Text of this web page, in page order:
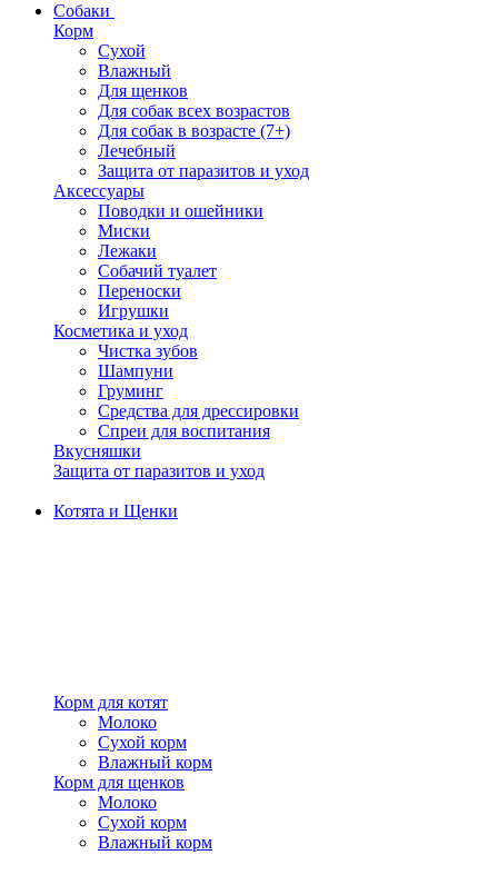
Собаки
Корм
Сухой
Влажный
Для щенков
Для собак всех возрастов
Для собак в возрасте (7+)
Лечебный
Защита от паразитов и уход
Аксессуары
Поводки и ошейники
Миски
Лежаки
Собачий туалет
Переноски
Игрушки
Косметика и уход
Чистка зубов
Шампуни
Груминг
Средства для дрессировки
Спреи для воспитания
Вкусняшки
Защита от паразитов и уход
Котята и Щенки
Корм для котят
Молоко
Сухой корм
Влажный корм
Корм для щенков
Молоко
Сухой корм
Влажный корм